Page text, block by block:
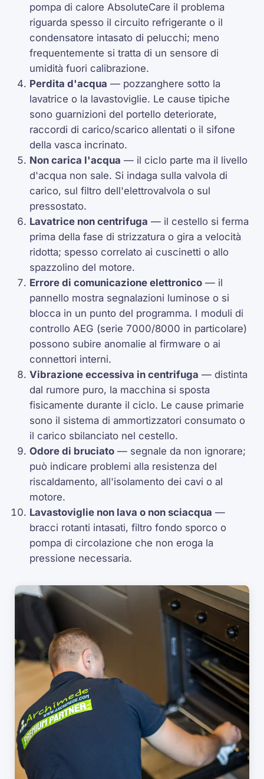
pompa di calore AbsoluteCare il problema
riguarda spesso il circuito refrigerante o il
condensatore intasato di pelucchi; meno
frequentemente si tratta di un sensore di
umidità fuori calibrazione.
Perdita d'acqua — pozzanghere sotto la
lavatrice o la lavastoviglie. Le cause tipiche
sono guarnizioni del portello deteriorate,
raccordi di carico/scarico allentati o il sifone
della vasca incrinato.
Non carica l'acqua — il ciclo parte ma il livello
d'acqua non sale. Si indaga sulla valvola di
carico, sul filtro dell'elettrovalvola o sul
pressostato.
Lavatrice non centrifuga — il cestello si ferma
prima della fase di strizzatura o gira a velocità
ridotta; spesso correlato ai cuscinetti o allo
spazzolino del motore.
Errore di comunicazione elettronico — il
pannello mostra segnalazioni luminose o si
blocca in un punto del programma. I moduli di
controllo AEG (serie 7000/8000 in particolare)
possono subire anomalie al firmware o ai
connettori interni.
Vibrazione eccessiva in centrifuga — distinta
dal rumore puro, la macchina si sposta
fisicamente durante il ciclo. Le cause primarie
sono il sistema di ammortizzatori consumato o
il carico sbilanciato nel cestello.
Odore di bruciato — segnale da non ignorare;
può indicare problemi alla resistenza del
riscaldamento, all'isolamento dei cavi o al
motore.
Lavastoviglie non lava o non sciacqua —
bracci rotanti intasati, filtro fondo sporco o
pompa di circolazione che non eroga la
pressione necessaria.